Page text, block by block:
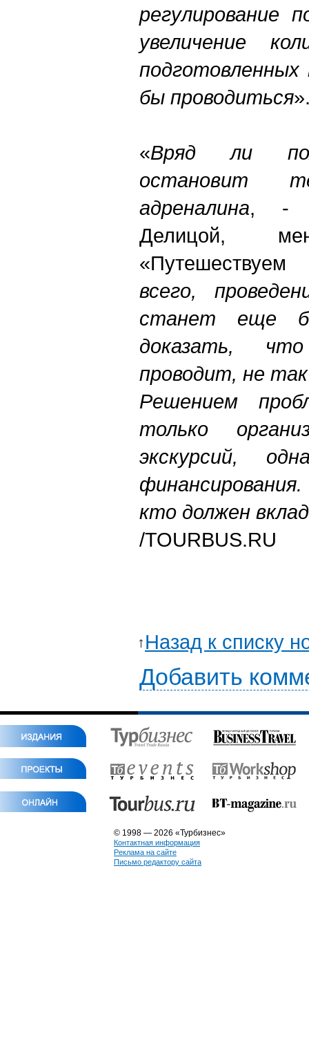
регулирование
увеличение
бы проводиться
«Вряд ли
остановит
адреналина, -
Делицой,
всего,
станет еще
доказать,
проводит, не
Решением
только
экскурсий,
кто должен
/TOURBUS.RU
Назад к списку
Добавить
© 1998 — 2026 «Турбизнес»
Контактная информация
Реклама на сайте
Письмо редактору сайта